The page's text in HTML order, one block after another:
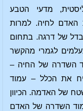
מדעי הטבע
האדם לחיה. למרות
של דרגה. בתחום
לגמרי מהקשר
השדרה של החיה –
את הכלל – עמוד
של האדמה. הכיוון
השדרה של האדם